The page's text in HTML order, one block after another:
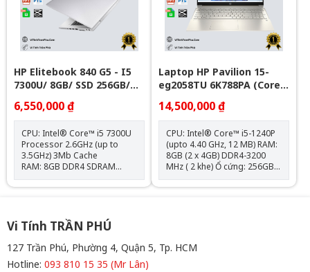
HP Elitebook 840 G5 - I5
7300U/ 8GB/ SSD 256GB/
6,550,000 ₫
CPU: Intel® Core™ i5 7300U
Processor 2.6GHz (up to
3.5GHz) 3Mb Cache
RAM: 8GB DDR4 SDRAM
2400MHz Đĩa cứng: 256 M.2
PCIe NVMe Solid State Drive
Webcam slim (1920×1080)
Card đồ họa: Intel® UHD
Graphics 620 Vỏ Kim Loại
Nguyên Khối
Laptop HP Pavilion 15-
eg2058TU 6K788PA (Core
i5-1240P | 8GB | 256GB |
Intel Iris Xe | 15.6 inch
FHD | Windows 11 | Vàng)
14,500,000 ₫
CPU: Intel® Core™ i5-1240P
(upto 4.40 GHz, 12 MB) RAM:
8GB (2 x 4GB) DDR4-3200
MHz ( 2 khe) Ổ cứng: 256GB
PCIe® NVMe™ M.2 SSD VGA:
Intel® Iris® Xe Graphics
Li-ion Cân nặng: 1.74 kg Màu
sắc: Vàng OS: Windows 11
Vi Tính TRẦN PHÚ
127 Trần Phú, Phường 4, Quận 5, Tp. HCM
Hotline: 093 810 15 35 (Mr Lân)